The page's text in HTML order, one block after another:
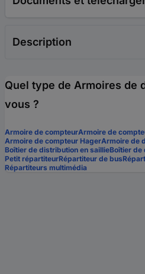
Description
Quel type de Armoires de
vous ?
Armoire de compteurArmoire de
Armoire de compteur HagerArmoire de
Boîtier de distribution en saillieBoîtier de
Petit répartiteurRépartiteur de bus
Répartiteurs multimédia